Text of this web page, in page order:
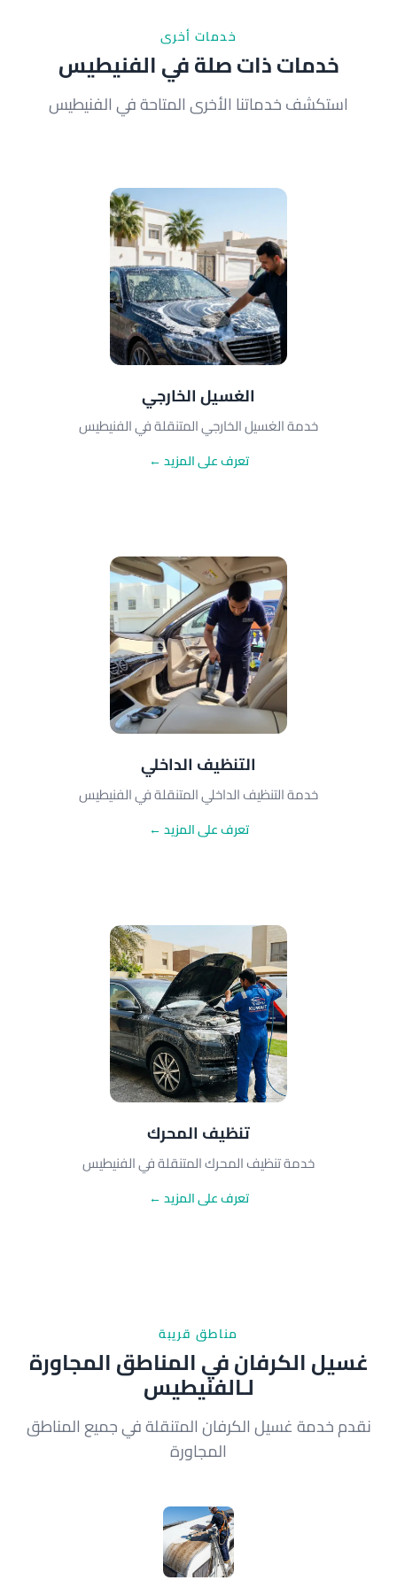
خدمات أخرى
خدمات ذات صلة في الفنيطيس
استكشف خدماتنا الأخرى المتاحة في الفنيطيس
الغسيل الخارجي
خدمة الغسيل الخارجي المتنقلة في الفنيطيس
تعرف على المزيد ←
التنظيف الداخلي
خدمة التنظيف الداخلي المتنقلة في الفنيطيس
تعرف على المزيد ←
تنظيف المحرك
خدمة تنظيف المحرك المتنقلة في الفنيطيس
تعرف على المزيد ←
مناطق قريبة
غسيل الكرفان في المناطق المجاورة
لـالفنيطيس
نقدم خدمة غسيل الكرفان المتنقلة في جميع المناطق
المجاورة